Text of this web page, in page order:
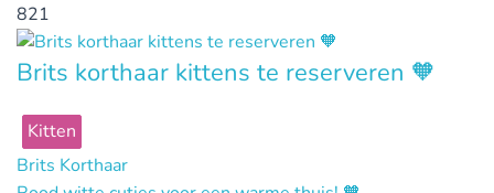
821
Brits korthaar kittens te reserveren 🧡
Kitten
Brits Korthaar